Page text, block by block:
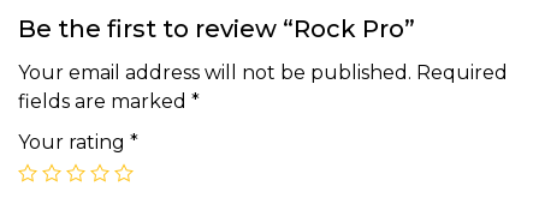
Be the first to review “Rock Pro”
Your email address will not be published. Required
fields are marked *
Your rating *